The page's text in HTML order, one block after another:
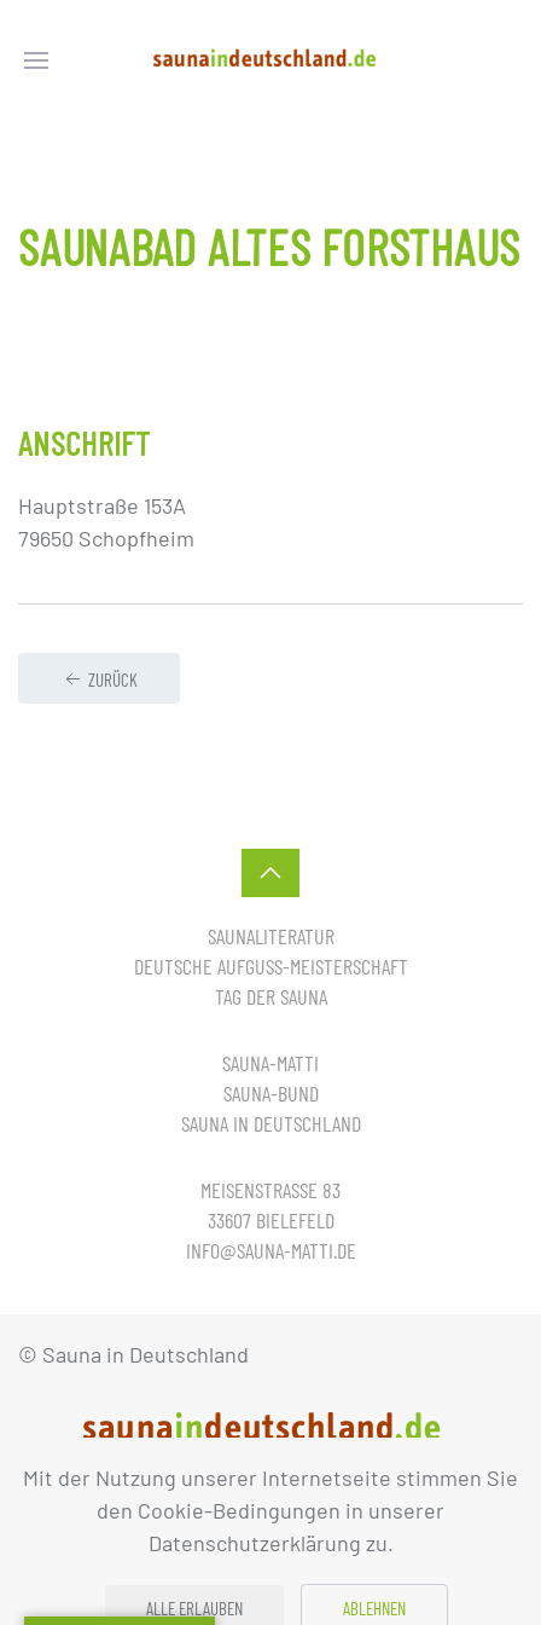
Mit der Nutzung unserer Internetseite stimmen Sie
den Cookie-Bedingungen in unserer
Datenschutzerklärung zu.
ALLE ERLAUBEN ABLEHNEN
SAUNABAD ALTES FORSTHAUS
ANSCHRIFT
Hauptstraße 153A
79650 Schopfheim
ZURÜCK
SAUNALITERATUR
DEUTSCHE AUFGUSS-MEISTERSCHAFT
TAG DER SAUNA
SAUNA-MATTI
SAUNA-BUND
SAUNA IN DEUTSCHLAND
MEISENSTRASSE 83
33607 BIELEFELD
INFO@SAUNA-MATTI.DE
© Sauna in Deutschland
IMPRESSUM DATENSCHUTZ